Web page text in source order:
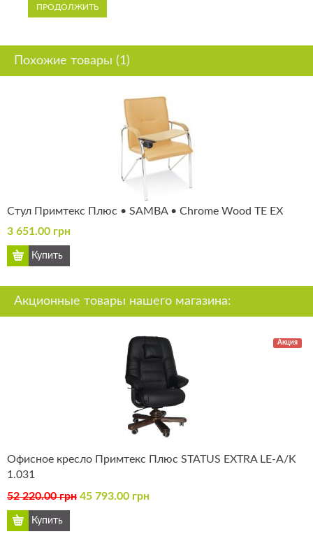
ПРОДОЛЖИТЬ
Похожие товары (1)
Стул Примтекс Плюс • SAMBA • Chrome Wood TE EX
3 651.00 грн
Акционные товары нашего магазина:
Акция
Офисное кресло Примтекс Плюс STATUS EXTRA LE-A/K
1.031
52 220.00 грн 45 793.00 грн